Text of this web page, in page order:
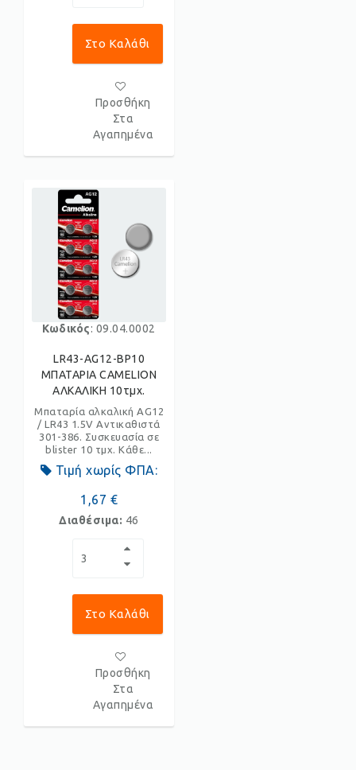
Στο Καλάθι
Προσθήκη
Στα
Αγαπημένα
Κωδικός: 09.04.0002
LR43-AG12-BP10
ΜΠΑΤΑΡΙΑ CAMELION
ΑΛΚΑΛΙΚΗ 10τμχ.
Μπαταρία αλκαλική AG12
/ LR43 1.5V Αντικαθιστά
301-386. Συσκευασία σε
blister 10 τμχ. Κάθε...
Τιμή χωρίς ΦΠΑ:
1,67 €
Διαθέσιμα: 46
Στο Καλάθι
Προσθήκη
Στα
Αγαπημένα